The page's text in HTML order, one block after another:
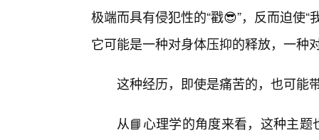
极端而具有侵犯性的“戳😎”，反而迫使
它可能是一种对身体压抑的释放，一种
这种经历，即使是痛苦的，也可能
从📘心理学的角度来看，这种主题